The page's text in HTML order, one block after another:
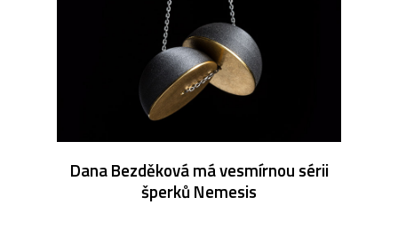
Dana Bezděková má vesmírnou sérii
šperků Nemesis